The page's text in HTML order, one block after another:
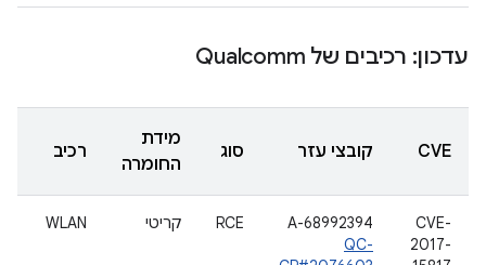
עדכון: רכיבים של Qualcomm
CVE קובצי עזר סוג
מידת
החומרה
רכיב
CVE-
2017-
A-68992394
QC-
RCE קריטי WLAN